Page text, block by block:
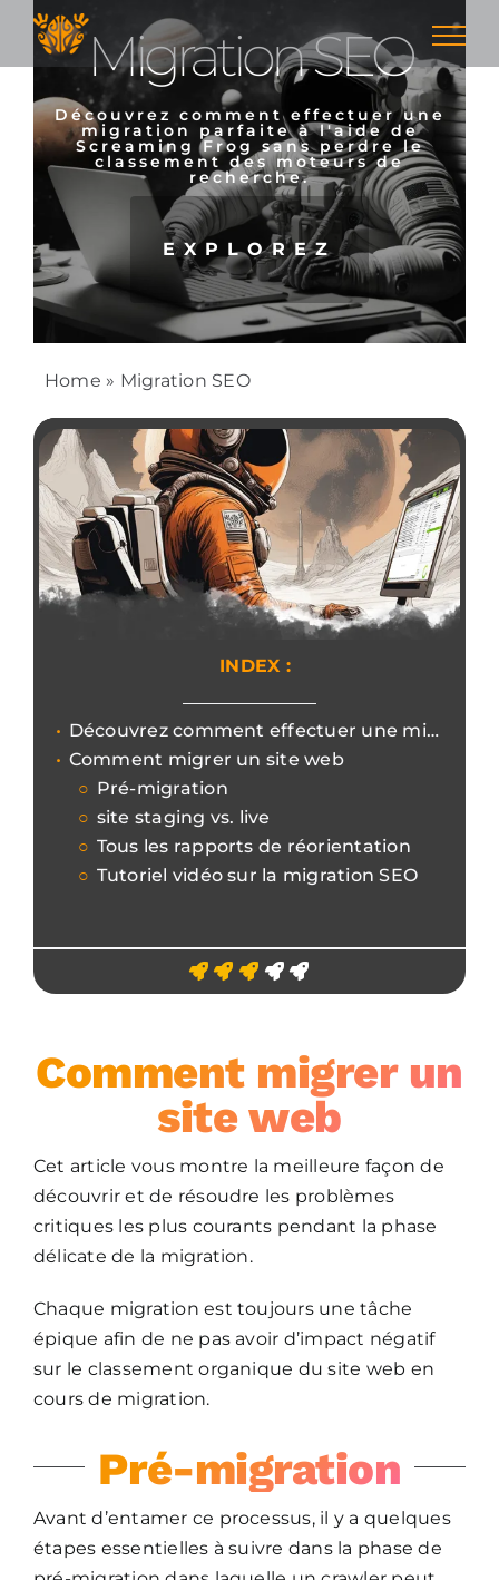
Skip
content
Migration SEO
Découvrez comment effectuer une
migration parfaite à l'aide de
Screaming Frog sans perdre le
classement des moteurs de
recherche.
EXPLOREZ
Home » Migration SEO
INDEX :
Découvrez comment effectuer une migration parfaite à l'aide de Screaming Frog sans perdre le classement des moteurs de recherche.
Comment migrer un site web
Pré-migration
site staging vs. live
Tous les rapports de réorientation
Tutoriel vidéo sur la migration SEO
Comment migrer un
site web
Cet article vous montre la meilleure façon de
découvrir et de résoudre les problèmes
critiques les plus courants pendant la phase
délicate de la migration.
Chaque migration est toujours une tâche
épique afin de ne pas avoir d’impact négatif
sur le classement organique du site web en
cours de migration.
Pré-migration
Avant d’entamer ce processus, il y a quelques
étapes essentielles à suivre dans la phase de